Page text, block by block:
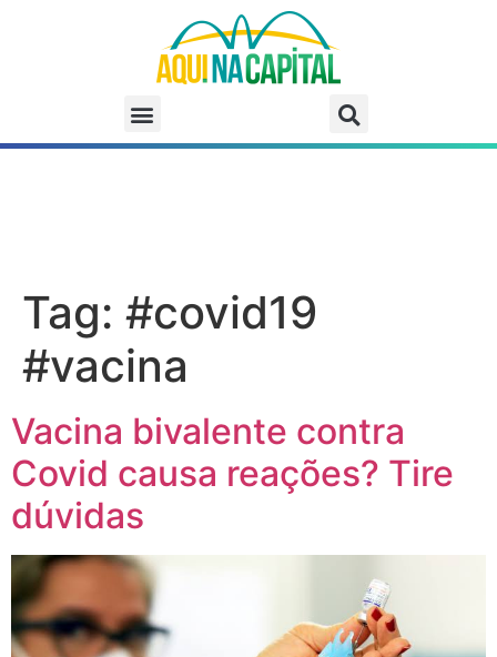
Tag: #covid19
#vacina
Vacina bivalente contra
Covid causa reações? Tire
dúvidas